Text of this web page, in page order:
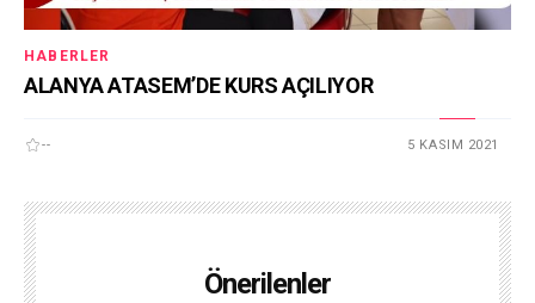
HABERLER
ALANYA ATASEM’DE KURS AÇILIYOR
-- 5 KASIM 2021
Önerilenler